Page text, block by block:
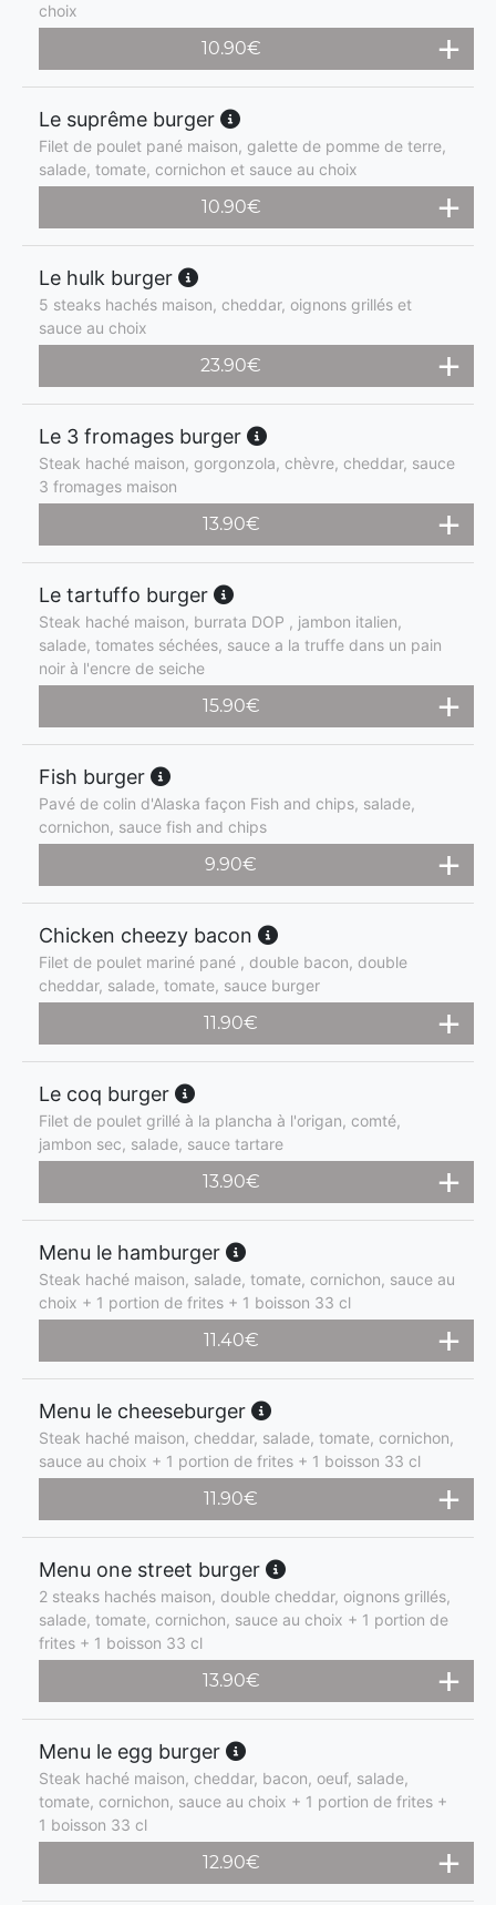
choix
10.90€
Le suprême burger
Filet de poulet pané maison, galette de pomme de terre,
salade, tomate, cornichon et sauce au choix
10.90€
Le hulk burger
5 steaks hachés maison, cheddar, oignons grillés et
sauce au choix
23.90€
Le 3 fromages burger
Steak haché maison, gorgonzola, chèvre, cheddar, sauce
3 fromages maison
13.90€
Le tartuffo burger
Steak haché maison, burrata DOP , jambon italien,
salade, tomates séchées, sauce a la truffe dans un pain
noir à l'encre de seiche
15.90€
Fish burger
Pavé de colin d'Alaska façon Fish and chips, salade,
cornichon, sauce fish and chips
9.90€
Chicken cheezy bacon
Filet de poulet mariné pané , double bacon, double
cheddar, salade, tomate, sauce burger
11.90€
Le coq burger
Filet de poulet grillé à la plancha à l'origan, comté,
jambon sec, salade, sauce tartare
13.90€
Menu le hamburger
Steak haché maison, salade, tomate, cornichon, sauce au
choix + 1 portion de frites + 1 boisson 33 cl
11.40€
Menu le cheeseburger
Steak haché maison, cheddar, salade, tomate, cornichon,
sauce au choix + 1 portion de frites + 1 boisson 33 cl
11.90€
Menu one street burger
2 steaks hachés maison, double cheddar, oignons grillés,
salade, tomate, cornichon, sauce au choix + 1 portion de
frites + 1 boisson 33 cl
13.90€
Menu le egg burger
Steak haché maison, cheddar, bacon, oeuf, salade,
tomate, cornichon, sauce au choix + 1 portion de frites +
1 boisson 33 cl
12.90€